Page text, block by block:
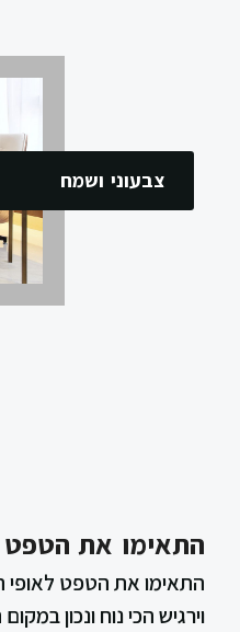
צבעוני ושמח
התאימו את הטפט
התאימו את הטפט לאופי
וירגיש הכי נוח ונכון